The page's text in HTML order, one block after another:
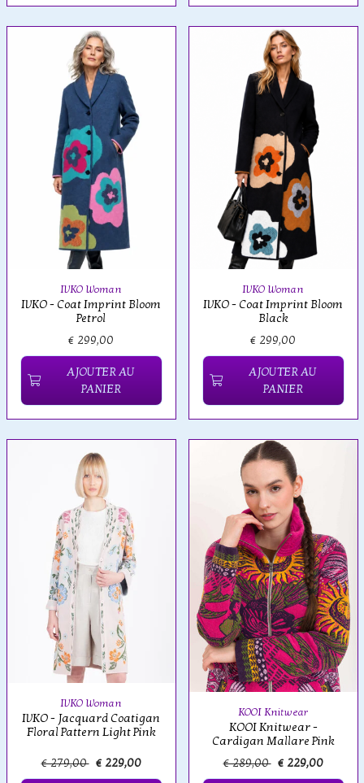
IVKO Woman
IVKO - Coat Imprint Bloom
Petrol
€ 299,00
AJOUTER AU
PANIER
IVKO Woman
IVKO - Coat Imprint Bloom
Black
€ 299,00
AJOUTER AU
PANIER
IVKO Woman
IVKO - Jacquard Coatigan
Floral Pattern Light Pink
€ 279,00 € 229,00
KOOI Knitwear
KOOI Knitwear -
Cardigan Mallare Pink
€ 289,00 € 229,00